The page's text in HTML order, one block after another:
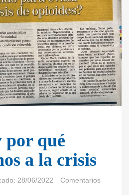
por qué
a la crisis
28/06/2022 Comentarios